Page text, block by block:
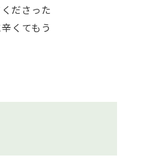
ださった
くてもう